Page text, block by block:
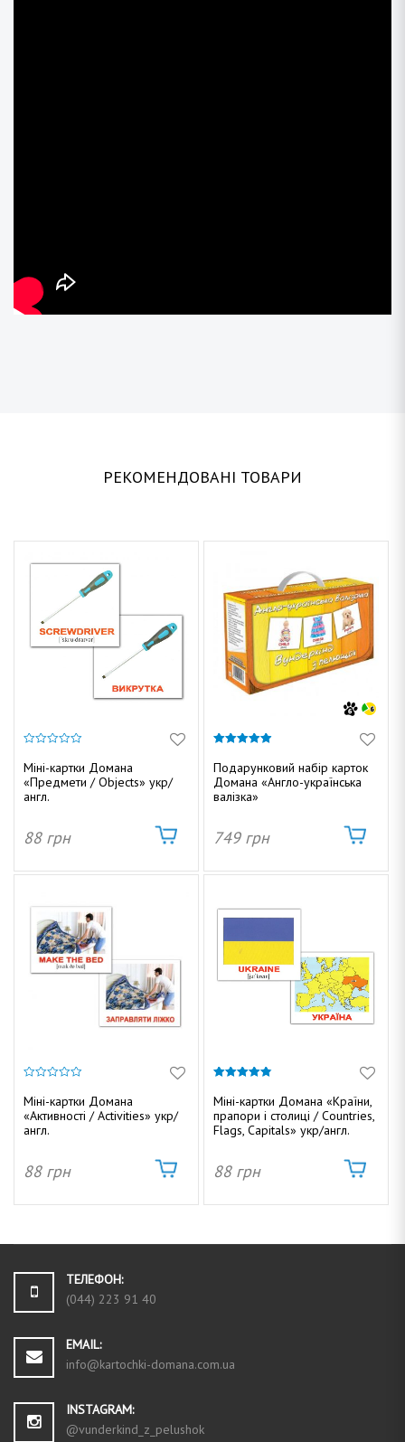
РЕКОМЕНДОВАНІ ТОВАРИ
з
5
Міні-картки Домана
«Предмети / Objects» укр/
англ.
88 грн
з 5
Подарунковий набір карток
Домана «Англо-українська
валізка»
749 грн
з
5
Міні-картки Домана
«Активності / Activities» укр/
англ.
88 грн
з 5
Міні-картки Домана «Країни,
прапори і столиці / Countries,
Flags, Capitals» укр/англ.
88 грн
ТЕЛЕФОН:
(044) 223 91 40
EMAIL:
info@kartochki-domana.com.ua
INSTAGRAM:
@vunderkind_z_pelushok